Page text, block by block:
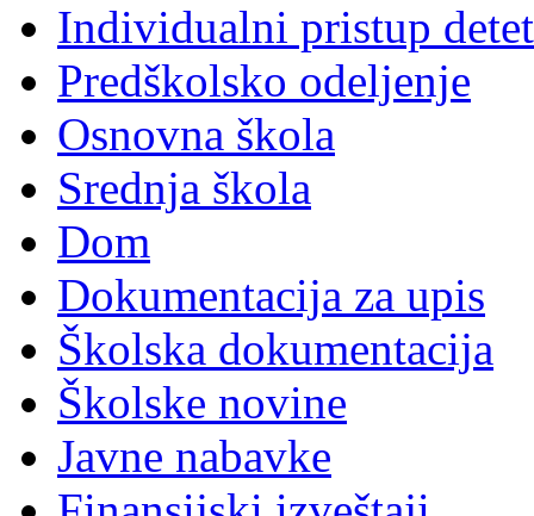
Individualni pristup
Predškolsko odeljenje
Osnovna škola
Srednja škola
Dom
Dokumentacija za upis
Školska dokumentacija
Školske novine
Javne nabavke